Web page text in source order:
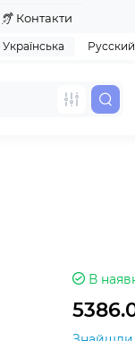
Контакти
Українська Русский
В